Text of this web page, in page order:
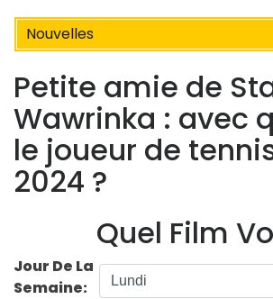
Nouvelles
Petite amie de
Wawrinka : avec
le joueur de
2024 ?
Quel Film
Jour De La
Semaine: